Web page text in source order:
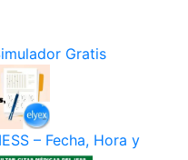
Gratis
– Fecha, Hora y